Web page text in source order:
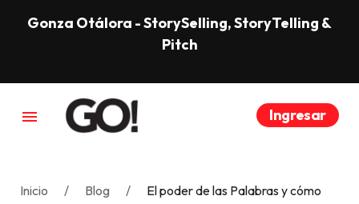
Gonza Otálora - StorySelling, StoryTelling &
Pitch
menu Ingresar
Inicio Blog
El poder de las Palabras y cómo